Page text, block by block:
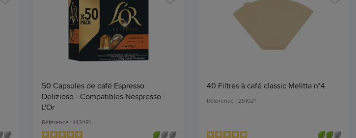
50 Capsules de café Espresso
Delizioso - Compatibles Nespresso -
L'Or
Référence : 143481
40 Filtres à café classic Melitta n°4
Référence : 251021